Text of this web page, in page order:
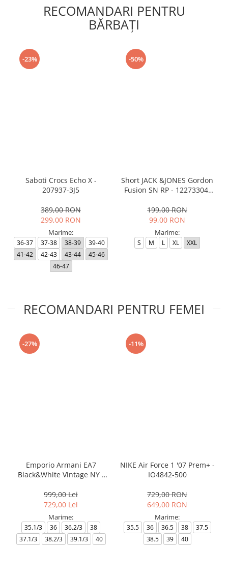
RECOMANDARI PENTRU
BĂRBAŢI
-23%
Saboti Crocs Echo X -
207937-3J5
389,00 RON
299,00 RON
Marime:
36-37 37-38 38-39
39-40
41-42
42-43 43-44
45-46
46-47
-50%
Short JACK &JONES Gordon
Fusion SN RP - 12273304-
199,00 RON
99,00 RON
Marime:
S M L XL XXL
RECOMANDARI PENTRU FEMEI
-27%
Emporio Armani EA7
Black&White Vintage NY -
999,00 Lei
729,00 Lei
Marime:
35.1/3 36 36.2/3
38
37.1/3
38.2/3 39.1/3 40
-11%
NIKE Air Force 1 '07 Prem+ -
IO4842-500
729,00 RON
649,00 RON
Marime:
35.5 36 36.5 38
37.5
38.5
39 40